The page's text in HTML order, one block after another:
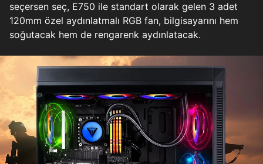
seçersen seç, E750 ile standart olarak gelen 3 adet
120mm özel aydınlatmalı RGB fan, bilgisayarını hem
soğutacak hem de rengarenk aydınlatacak.